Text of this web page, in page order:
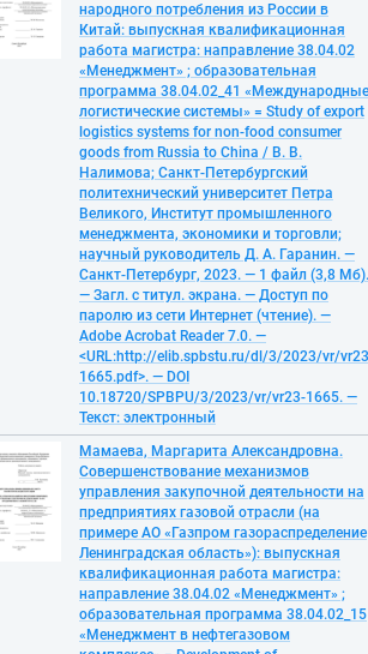
народного потребления из России в
Китай: выпускная квалификационная
работа магистра: направление 38.04.02
«Менеджмент» ; образовательная
программа 38.04.02_41 «Международные
логистические системы» = Study of export
logistics systems for non-food consumer
goods from Russia to China / В. В.
Налимова; Санкт-Петербургский
политехнический университет Петра
Великого, Институт промышленного
менеджмента, экономики и торговли;
научный руководитель Д. А. Гаранин. —
Санкт-Петербург, 2023. — 1 файл (3,8 Мб).
— Загл. с титул. экрана. — Доступ по
паролю из сети Интернет (чтение). —
Adobe Acrobat Reader 7.0. —
<URL:http://elib.spbstu.ru/dl/3/2023/vr/
1665.pdf>. — DOI
10.18720/SPBPU/3/2023/vr/vr23-1665. —
Текст: электронный
Мамаева, Маргарита Александровна.
Совершенствование механизмов
управления закупочной деятельности на
предприятиях газовой отрасли (на
примере АО «Газпром газораспределение
Ленинградская область»): выпускная
квалификационная работа магистра:
направление 38.04.02 «Менеджмент» ;
образовательная программа 38.04.02_15
«Менеджмент в нефтегазовом